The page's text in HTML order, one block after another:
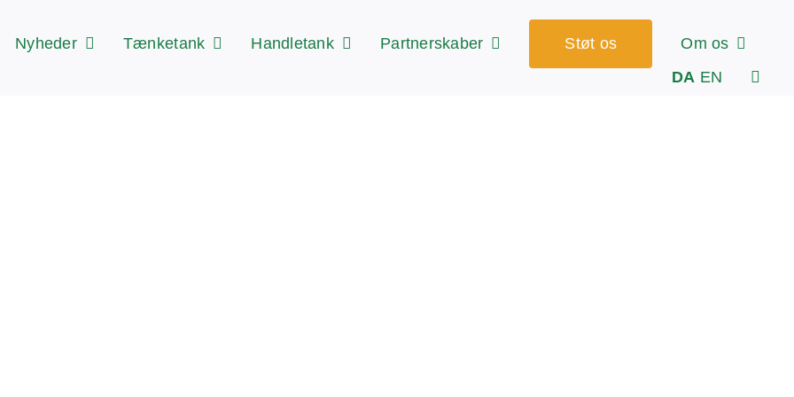
Nyheder Tænketank Handletank Partnerskaber Støt os
Om os
DA EN